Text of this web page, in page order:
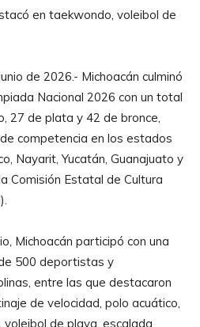
en taekwondo, voleibol de
de 2026.- Michoacán culminó
Nacional 2026 con un total
27 de plata y 42 de bronce,
competencia en los estados
Nayarit, Yucatán, Guanajuato y
Comisión Estatal de Cultura
Michoacán participó con una
500 deportistas y
entre las que destacaron
de velocidad, polo acuático,
de playa, escalada